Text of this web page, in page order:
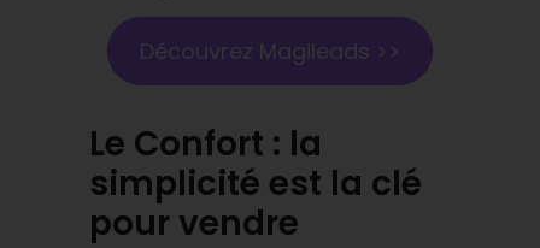
Découvrez Magileads >>
Le Confort : la
simplicité est la clé
pour vendre